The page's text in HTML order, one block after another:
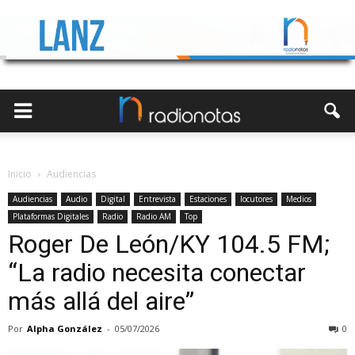
Inicio Audiencias
Audiencias Audio Digital Entrevista Estaciones locutores
Medios
Plataformas Digitales
Radio Radio AM Top
Roger De León/KY 104.5 FM;
“La radio necesita conectar
más allá del aire”
Por Alpha González - 05/07/2026 0